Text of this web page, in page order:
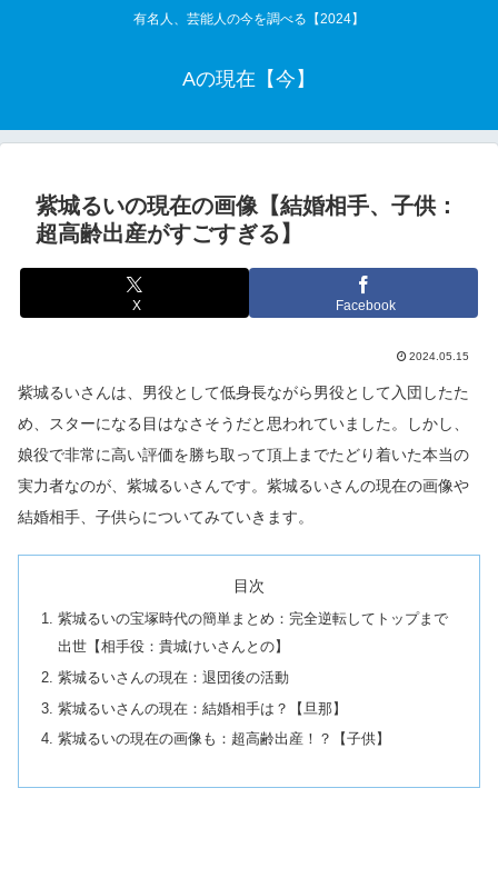
有名人、芸能人の今を調べる【2024】
Aの現在【今】
紫城るいの現在の画像【結婚相手、子供：
超高齢出産がすごすぎる】
X Facebook
2024.05.15
紫城るいさんは、男役として低身長ながら男役として入団したた
め、スターになる目はなさそうだと思われていました。しかし、
娘役で非常に高い評価を勝ち取って頂上までたどり着いた本当の
実力者なのが、紫城るいさんです。紫城るいさんの現在の画像や
結婚相手、子供らについてみていきます。
目次
紫城るいの宝塚時代の簡単まとめ：完全逆転してトップまで
出世【相手役：貴城けいさんとの】
紫城るいさんの現在：退団後の活動
紫城るいさんの現在：結婚相手は？【旦那】
紫城るいの現在の画像も：超高齢出産！？【子供】